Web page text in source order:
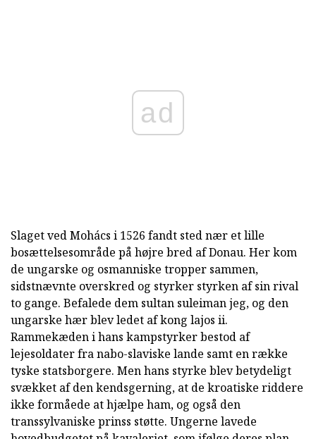
ad
Slaget ved Mohács i 1526 fandt sted nær et lille
bosættelsesområde på højre bred af Donau. Her kom
de ungarske og osmanniske tropper sammen,
sidstnævnte overskred og styrker styrken af sin rival
to gange. Befalede dem sultan suleiman jeg, og den
ungarske hær blev ledet af kong lajos ii.
Rammekæden i hans kampstyrker bestod af
lejesoldater fra nabo-slaviske lande samt en række
tyske statsborgere. Men hans styrke blev betydeligt
svækket af den kendsgerning, at de kroatiske riddere
ikke formåede at hjælpe ham, og også den
transsylvaniske prinss støtte. Ungerne lavede